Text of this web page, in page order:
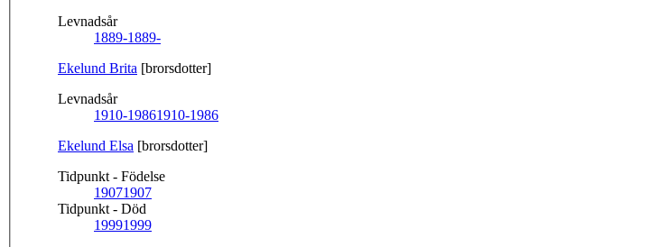
Levnadsår
1889-1889-
Ekelund Brita [brorsdotter]
Levnadsår
1910-19861910-1986
Ekelund Elsa [brorsdotter]
Tidpunkt - Födelse
19071907
Tidpunkt - Död
19991999